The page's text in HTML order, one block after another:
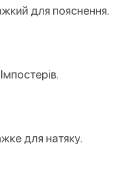
для пояснення.
для натяку.